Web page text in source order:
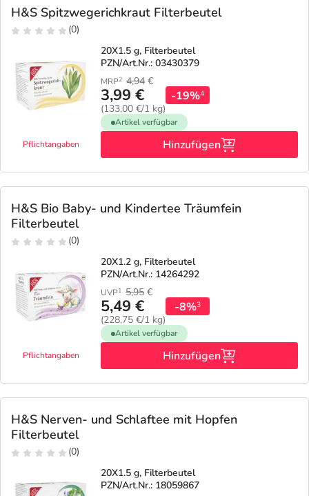
H&S Spitzwegerichkraut Filterbeutel
(0)
Pflichtangaben
20X1.5 g, Filterbeutel
PZN/Art.Nr.: 03430379
MRP2 4,94 €
3,99 €
(133,00 €/1 kg)
-19%4
Artikel verfügbar
Hinzufügen
H&S Bio Baby- und Kindertee Träumfein
Filterbeutel
(0)
Pflichtangaben
20X1.2 g, Filterbeutel
PZN/Art.Nr.: 14264292
UVP1 5,95 €
5,49 €
(228,75 €/1 kg)
-8%3
Artikel verfügbar
Hinzufügen
H&S Nerven- und Schlaftee mit Hopfen
Filterbeutel
(0)
20X1.5 g, Filterbeutel
PZN/Art.Nr.: 18059867